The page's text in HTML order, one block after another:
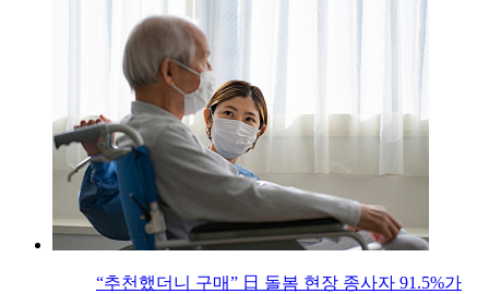
“추천했더니 구매” 日 돌봄 현장 종사자 91.5%가